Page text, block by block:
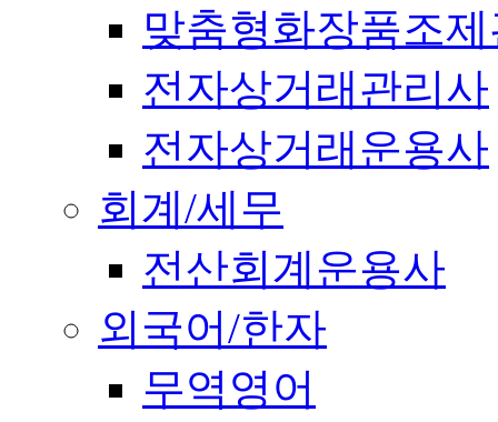
맞춤형화장품조
전자상거래관리사
전자상거래운용사
회계/세무
전산회계운용사
외국어/한자
무역영어